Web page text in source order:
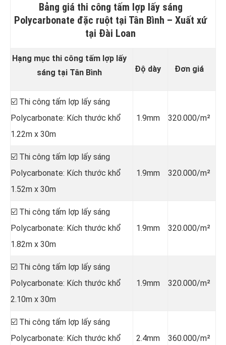
Bảng giá thi công tấm lợp lấy sáng
Polycarbonate đặc ruột tại Tân Bình – Xuất xứ
tại Đài Loan
Hạng mục thi công tấm lợp lấy
sáng tại Tân Bình
Độ dày Đơn giá
☑️ Thi công tấm lợp lấy sáng
Polycarbonate: Kích thước khổ
1.22m x 30m
1.9mm 320.000/m²
☑️ Thi công tấm lợp lấy sáng
Polycarbonate: Kích thước khổ
1.52m x 30m
1.9mm 320.000/m²
☑️ Thi công tấm lợp lấy sáng
Polycarbonate: Kích thước khổ
1.82m x 30m
1.9mm 320.000/m²
☑️ Thi công tấm lợp lấy sáng
Polycarbonate: Kích thước khổ
2.10m x 30m
1.9mm 320.000/m²
☑️ Thi công tấm lợp lấy sáng
Polycarbonate: Kích thước khổ
2.4mm 360.000/m²